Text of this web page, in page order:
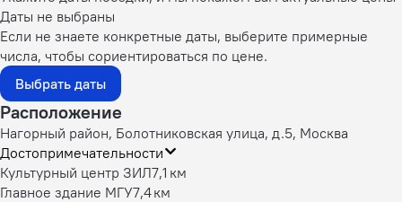
Даты не выбраны
Если не знаете конкретные даты, выберите примерные
числа, чтобы сориентироваться по цене.
Выбрать даты
Расположение
Нагорный район, Болотниковская улица, д.5, Москва
Достопримечательности
Культурный центр ЗИЛ7,1 км
Главное здание МГУ7,4 км